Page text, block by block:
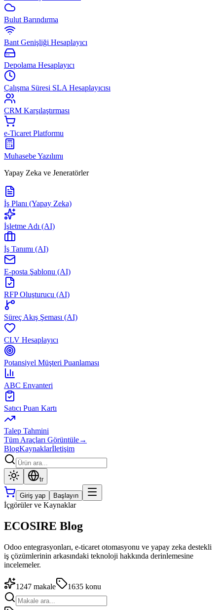
Bulut Barındırma
Bant Genişliği Hesaplayıcı
Depolama Hesaplayıcı
Çalışma Süresi SLA Hesaplayıcısı
CRM Karşılaştırması
e-Ticaret Platformu
Muhasebe Yazılımı
Yapay Zeka ve Jeneratörler
İş Planı (Yapay Zeka)
İşletme Adı (AI)
İş Tanımı (AI)
E-posta Şablonu (AI)
RFP Oluşturucu (AI)
Süreç Akış Şeması (AI)
CLV Hesaplayıcı
Potansiyel Müşteri Puanlaması
ABC Envanteri
Satıcı Puan Kartı
Talep Tahmini
Tüm Araçları Görüntüle→
BlogKaynaklarİletişim
tr
Giriş yap Başlayın
İçgörüler ve Kaynaklar
ECOSIRE Blog
Odoo entegrasyonları, e-ticaret otomasyonu ve yapay zeka destekli
iş çözümlerinin arkasındaki teknoloji hakkında derinlemesine
incelemeler.
1247 makale 1635 konu